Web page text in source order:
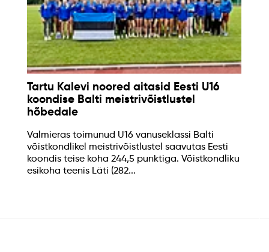
Tartu Kalevi noored aitasid Eesti U16
koondise Balti meistrivõistlustel
hõbedale
Valmieras toimunud U16 vanuseklassi Balti
võistkondlikel meistrivõistlustel saavutas Eesti
koondis teise koha 244,5 punktiga. Võistkondliku
esikoha teenis Läti (282...